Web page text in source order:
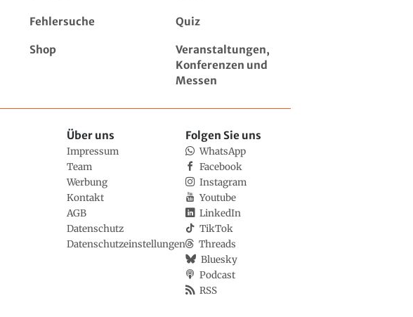
Fehlersuche Quiz
Shop
Veranstaltungen,
Konferenzen und
Messen
Über uns
Impressum
Team
Werbung
Kontakt
AGB
Datenschutz
Datenschutzeinstellungen
Folgen Sie uns
WhatsApp
Facebook
Instagram
Youtube
LinkedIn
TikTok
Threads
Bluesky
Podcast
RSS